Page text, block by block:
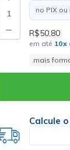
no PIX
R$50,80
em até 10x
mais
Calcule